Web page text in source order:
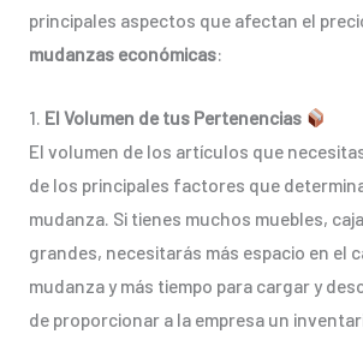
principales aspectos que afectan el
mudanzas económicas:
1. El Volumen de tus Pertenencias
El volumen de los artículos que
de los principales factores que
mudanza. Si tienes muchos muebles,
grandes, necesitarás más espacio en el
mudanza y más tiempo para cargar y
de proporcionar a la empresa un